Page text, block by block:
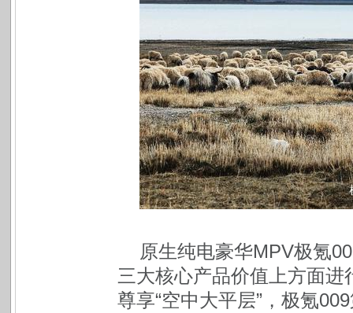
原生纯电豪华MPV极氪
三大核心产品价值上方面
尊享“空中大平层”，极氪